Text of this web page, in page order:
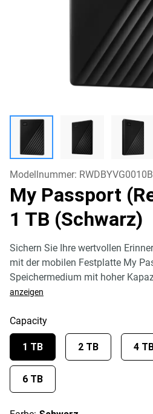
Modellnummer:
My Passport
1 TB (Schwarz)
Sichern Sie Ihre wertvollen
mit der mobilen Festplatte My
Speichermedium mit hoher
anzeigen
Capacity
1 TB 2 TB 4
6 TB